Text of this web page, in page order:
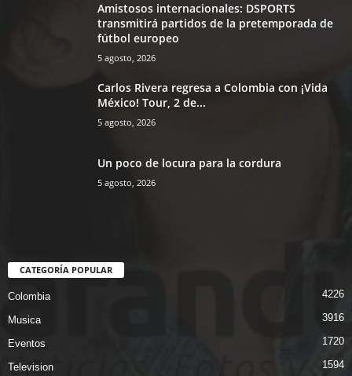
Amistosos internacionales: DSPORTS
transmitirá partidos de la pretemporada de
fútbol europeo
5 agosto, 2026
Carlos Rivera regresa a Colombia con ¡Vida
México! Tour, 2 de...
5 agosto, 2026
Un poco de locura para la cordura
5 agosto, 2026
CATEGORÍA POPULAR
Colombia 4226
Musica 3916
Eventos 1720
Television 1594